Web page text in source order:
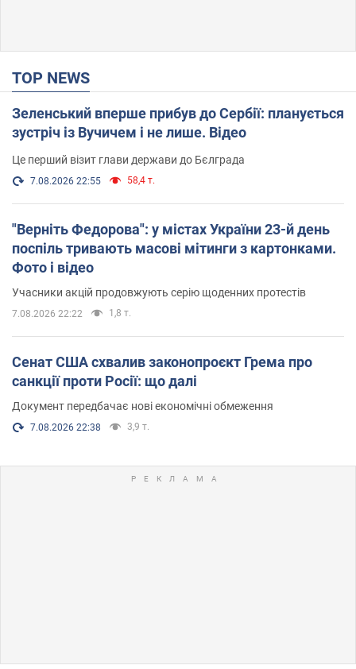
TOP NEWS
Зеленський вперше прибув до Сербії: планується
зустріч із Вучичем і не лише. Відео
Це перший візит глави держави до Бєлграда
7.08.2026 22:55 58,4 т.
"Верніть Федорова": у містах України 23-й день
поспіль тривають масові мітинги з картонками.
Фото і відео
Учасники акцій продовжують серію щоденних протестів
7.08.2026 22:22 1,8 т.
Сенат США схвалив законопроєкт Грема про
санкції проти Росії: що далі
Документ передбачає нові економічні обмеження
7.08.2026 22:38 3,9 т.